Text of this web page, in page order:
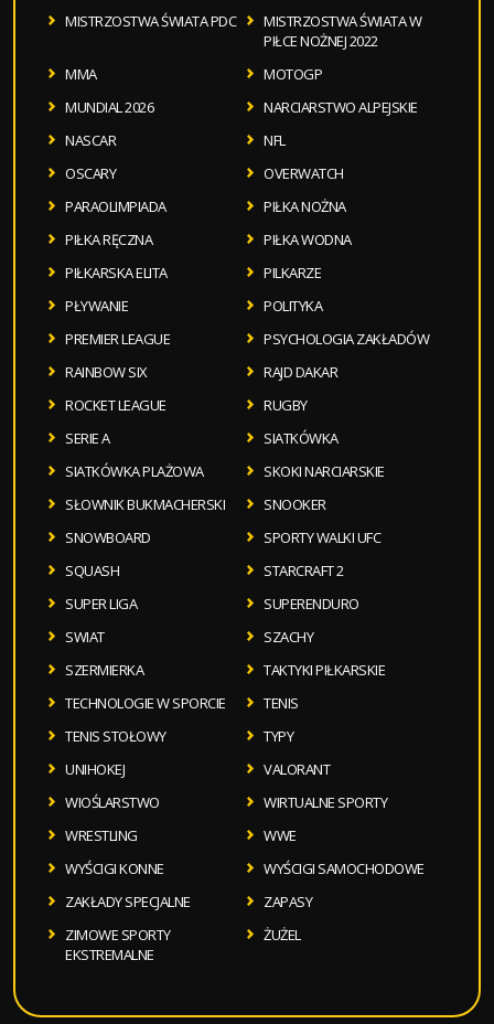
MISTRZOSTWA ŚWIATA PDC
MISTRZOSTWA ŚWIATA W
PIŁCE NOŻNEJ 2022
MMA
MOTOGP
MUNDIAL 2026
NARCIARSTWO ALPEJSKIE
NASCAR
NFL
OSCARY
OVERWATCH
PARAOLIMPIADA
PIŁKA NOŻNA
PIŁKA RĘCZNA
PIŁKA WODNA
PIŁKARSKA ELITA
PILKARZE
PŁYWANIE
POLITYKA
PREMIER LEAGUE
PSYCHOLOGIA ZAKŁADÓW
RAINBOW SIX
RAJD DAKAR
ROCKET LEAGUE
RUGBY
SERIE A
SIATKÓWKA
SIATKÓWKA PLAŻOWA
SKOKI NARCIARSKIE
SŁOWNIK BUKMACHERSKI
SNOOKER
SNOWBOARD
SPORTY WALKI UFC
SQUASH
STARCRAFT 2
SUPER LIGA
SUPERENDURO
SWIAT
SZACHY
SZERMIERKA
TAKTYKI PIŁKARSKIE
TECHNOLOGIE W SPORCIE
TENIS
TENIS STOŁOWY
TYPY
UNIHOKEJ
VALORANT
WIOŚLARSTWO
WIRTUALNE SPORTY
WRESTLING
WWE
WYŚCIGI KONNE
WYŚCIGI SAMOCHODOWE
ZAKŁADY SPECJALNE
ZAPASY
ZIMOWE SPORTY
EKSTREMALNE
ŻUŻEL